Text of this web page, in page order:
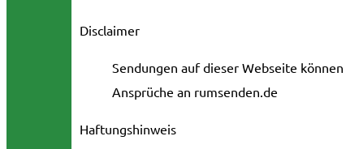
Disclaimer
Sendungen auf dieser Webseite
Ansprüche an rumsenden.de
Haftungshinweis